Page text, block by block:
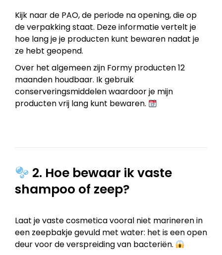
Kijk naar de PAO, de periode na opening, die op
de verpakking staat. Deze informatie vertelt je
hoe lang je je producten kunt bewaren nadat je
ze hebt geopend.
Over het algemeen zijn Formy producten 12
maanden houdbaar. Ik gebruik
conserveringsmiddelen waardoor je mijn
producten vrij lang kunt bewaren.
2. Hoe bewaar ik vaste
shampoo of zeep?
Laat je vaste cosmetica vooral niet marineren in
een zeepbakje gevuld met water: het is een open
deur voor de verspreiding van bacteriën.